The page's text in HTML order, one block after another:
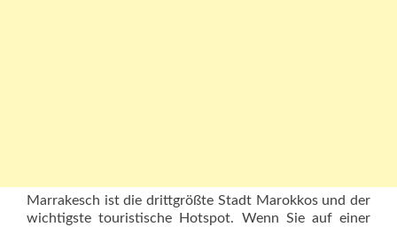
Marrakesch ist die drittgrößte Stadt Marokkos und der
wichtigste touristische Hotspot. Wenn Sie auf einer